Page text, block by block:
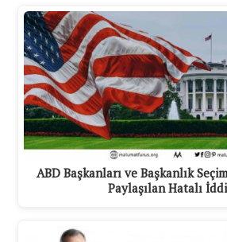
ABD Başkanları ve Başkanlık
Paylaşılan Hatalı